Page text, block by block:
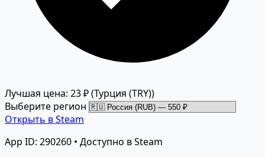
Лучшая цена: 23 ₽(Турция (TRY))
Выберите регион
Открыть в Steam
App ID: 290260 • Доступно в Steam